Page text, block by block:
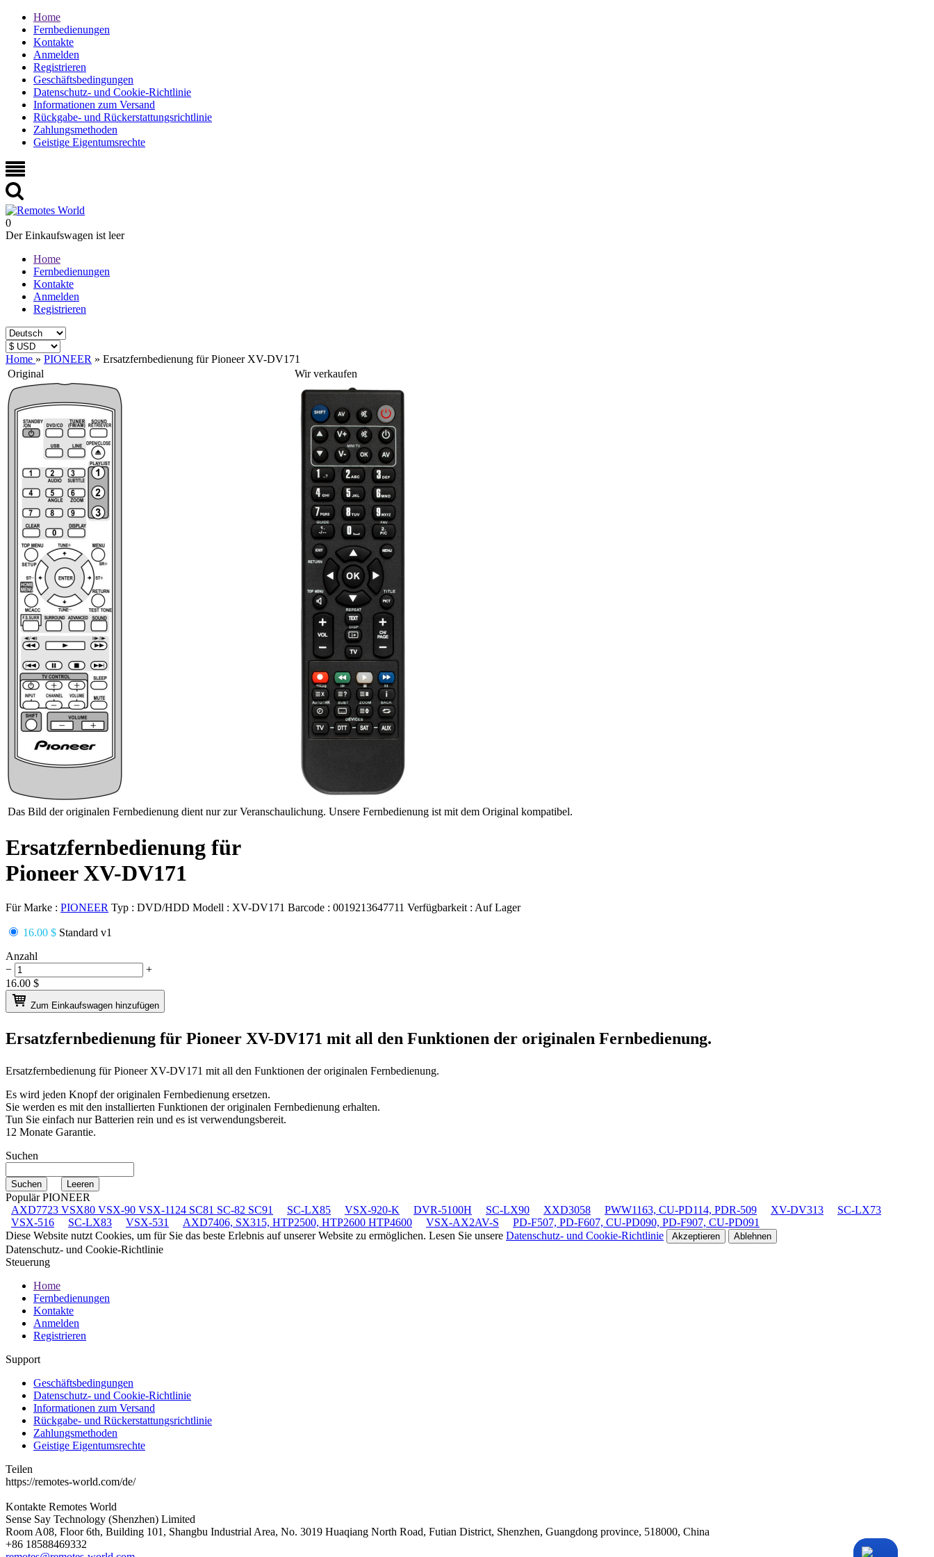
Home
Fernbedienungen
Kontakte
Anmelden
Registrieren
Geschäftsbedingungen
Datenschutz- und Cookie-Richtlinie
Informationen zum Versand
Rückgabe- und Rückerstattungsrichtlinie
Zahlungsmethoden
Geistige Eigentumsrechte
0
Der Einkaufswagen ist leer
Home
Fernbedienungen
Kontakte
Anmelden
Registrieren
Home » PIONEER » Ersatzfernbedienung für Pioneer XV-DV171
Original
Wir verkaufen
Das Bild der originalen Fernbedienung dient nur zur Veranschaulichung. Unsere Fernbedienung ist mit dem Original kompatibel.
Ersatzfernbedienung für
Pioneer XV-DV171
Für Marke : PIONEER Typ : DVD/HDD Modell : XV-DV171 Barcode : 0019213647711 Verfügbarkeit : Auf Lager
16.00 $ Standard v1
Anzahl
−
+
16.00 $
Zum Einkaufswagen hinzufügen
Ersatzfernbedienung für Pioneer XV-DV171 mit all den Funktionen der originalen Fernbedienung.
Ersatzfernbedienung fürPioneer XV-DV171 mit all den Funktionen der originalen Fernbedienung.
Es wird jeden Knopf der originalen Fernbedienung ersetzen.
Sie werden es mit den installierten Funktionen der originalen Fernbedienung erhalten.
Tun Sie einfach nur Batterien rein und es ist verwendungsbereit.
12 Monate Garantie.
Suchen
Populär PIONEER
AXD7723 VSX80 VSX-90 VSX-1124 SC81 SC-82 SC91
SC-LX85 VSX-920-K DVR-5100H SC-LX90 XXD3058 PWW1163, CU-PD114, PDR-509 XV-DV313
SC-LX73
VSX-516
SC-LX83 VSX-531 AXD7406, SX315, HTP2500, HTP2600 HTP4600 VSX-AX2AV-S
PD-F507, PD-F607, CU-PD090, PD-F907, CU-PD091
Diese Website nutzt Cookies, um für Sie das beste Erlebnis auf unserer Website zu ermöglichen. Lesen Sie unsere Datenschutz- und Cookie-Richtlinie Akzeptieren Ablehnen
Datenschutz- und Cookie-Richtlinie
Steuerung
Home
Fernbedienungen
Kontakte
Anmelden
Registrieren
Support
Geschäftsbedingungen
Datenschutz- und Cookie-Richtlinie
Informationen zum Versand
Rückgabe- und Rückerstattungsrichtlinie
Zahlungsmethoden
Geistige Eigentumsrechte
Teilen
https://remotes-world.com/de/
Kontakte Remotes World
Sense Say Technology (Shenzhen) Limited
Room A08, Floor 6th, Building 101, Shangbu Industrial Area, No. 3019 Huaqiang North Road, Futian District, Shenzhen, Guangdong province, 518000, China
+86 18588469332